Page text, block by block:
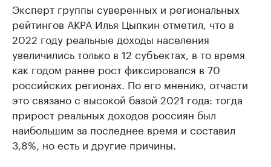
Эксперт группы суверенных и региональных
рейтингов АКРА Илья Цыпкин отметил, что в
2022 году реальные доходы населения
увеличились только в 12 субъектах, в то время
как годом ранее рост фиксировался в 70
российских регионах. По его мнению, отчасти
это связано с высокой базой 2021 года: тогда
прирост реальных доходов россиян был
наибольшим за последнее время и составил
3,8%, но есть и другие причины.